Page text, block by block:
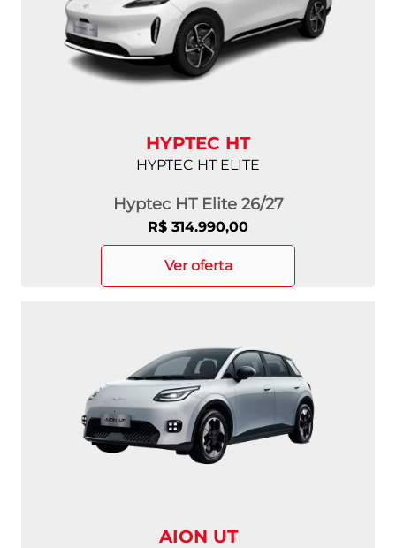
HYPTEC HT
HYPTEC HT ELITE
Hyptec HT Elite 26/27
R$ 314.990,00
ver oferta
AION UT